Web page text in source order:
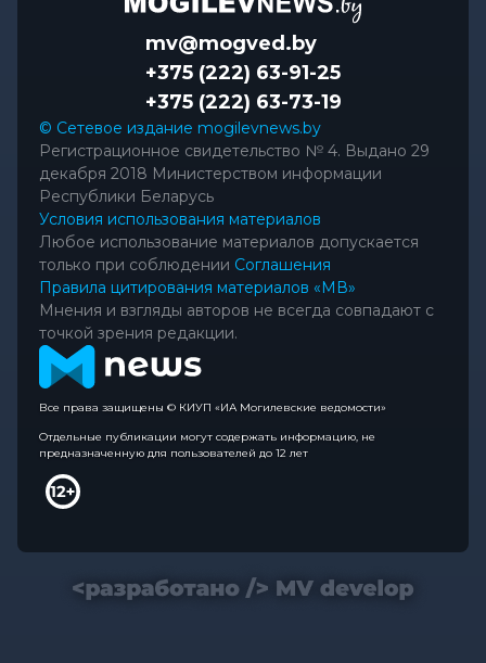
mv@mogved.by
+375 (222) 63-91-25
+375 (222) 63-73-19
© Сетевое издание mogilevnews.by
Регистрационное свидетельство № 4. Выдано 29
декабря 2018 Министерством информации
Республики Беларусь
Условия использования материалов
Любое использование материалов допускается
только при соблюдении Соглашения
Правила цитирования материалов «МВ»
Мнения и взгляды авторов не всегда совпадают с
точкой зрения редакции.
Все права защищены © КИУП «ИА Могилевские ведомости»
Отдельные публикации могут содержать информацию, не
предназначенную для пользователей до 12 лет